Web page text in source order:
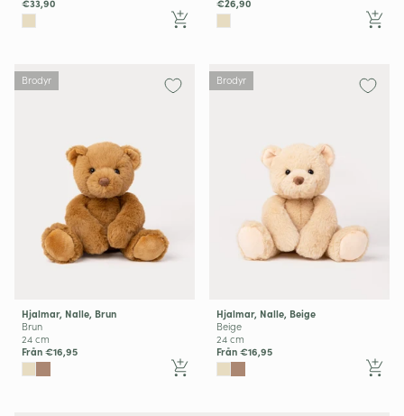
€33,90
€26,90
Brodyr
Hjalmar, Nalle, Brun
Brun
24 cm
Från €16,95
Brodyr
Hjalmar, Nalle, Beige
Beige
24 cm
Från €16,95